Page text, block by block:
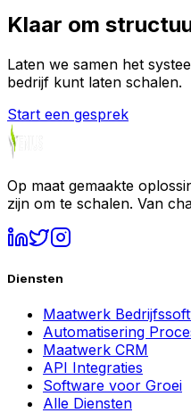
Klaar om
Laten we samen het
bedrijf kunt laten schalen.
Start een gesprek
Op maat gemaakte
zijn om te schalen. Van
Diensten
Maatwerk
Automatisering
Maatwerk CRM
API Integraties
Software voor Groei
Alle Diensten